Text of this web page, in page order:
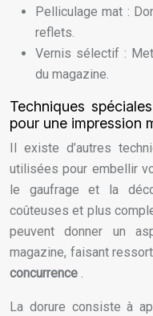
Pelliculage mat :
reflets.
Vernis sélectif :
du magazine.
Techniques
pour une impression
Il existe d’autres
utilisées pour embellir
le gaufrage et la
coûteuses et plus
peuvent donner un
magazine, faisant
concurrence .
La dorure consiste à